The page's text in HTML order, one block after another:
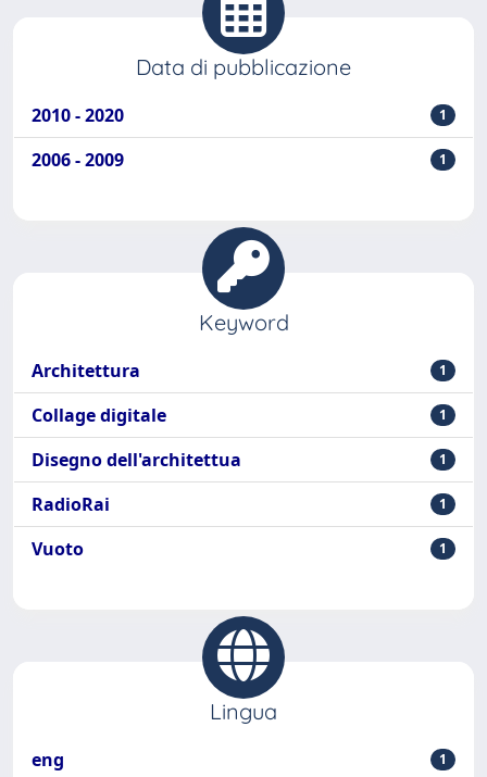
Data di pubblicazione
2010 - 2020 1
2006 - 2009 1
Keyword
Architettura 1
Collage digitale 1
Disegno dell'architettua 1
RadioRai 1
Vuoto 1
Lingua
eng 1